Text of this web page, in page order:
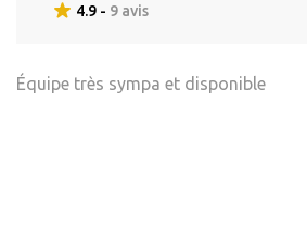
4.9 - 9 avis
Équipe très sympa et disponible